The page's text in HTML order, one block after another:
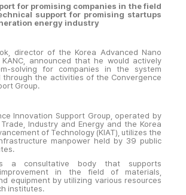
for promising companies in the field
support for promising startups
energy industry
director of the Korea Advanced Nano
announced that he would actively
solving for companies in the system
through the activities of the Convergence
Group.
Innovation Support Group, operated by
Industry and Energy and the Korea
of Technology (KIAT), utilizes the
manpower held by 39 public
a consultative body that supports
in the field of materials,
equipment by utilizing various resources
institutes.